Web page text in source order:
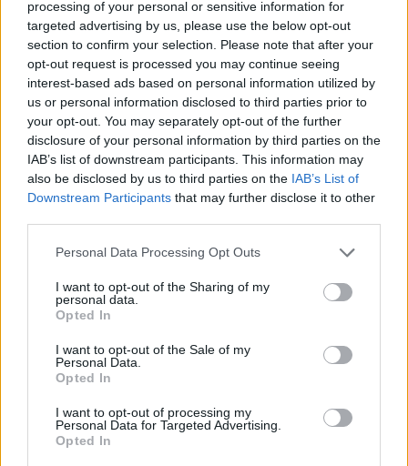
processing of your personal or sensitive information for
targeted advertising by us, please use the below opt-out
section to confirm your selection. Please note that after your
opt-out request is processed you may continue seeing
interest-based ads based on personal information utilized by
us or personal information disclosed to third parties prior to
your opt-out. You may separately opt-out of the further
disclosure of your personal information by third parties on the
IAB’s list of downstream participants. This information may
also be disclosed by us to third parties on the IAB’s List of
Downstream Participants that may further disclose it to other
Personal Data Processing Opt Outs
I want to opt-out of the Sharing of my
personal data.
Opted In
I want to opt-out of the Sale of my
Personal Data.
Opted In
I want to opt-out of processing my
Personal Data for Targeted Advertising.
Opted In
Εγγραφείτε στο Stivostime των
Τόλης Λελεκίδης